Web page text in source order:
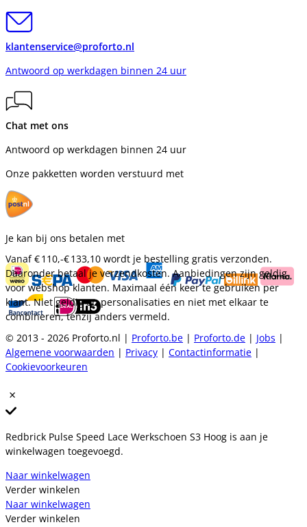
klantenservice@proforto.nl
Antwoord op werkdagen binnen 24 uur
Chat met ons
Antwoord op werkdagen binnen 24 uur
Onze pakketten worden verstuurd met
Je kan bij ons betalen met
Vanaf€ 110,-€ 133,10 wordt je bestelling gratis verzonden.
Daaronder betaal je verzendkosten. Aanbiedingen zijn geldig
voor webshop klanten. Maximaal één keer te gebruiken per
klant. Niet geldig op personalisaties en niet met elkaar te
combineren, tenzij anders vermeld.
© 2013 - 2026 Proforto.nl | Proforto.be | Proforto.de | Jobs |
Algemene voorwaarden | Privacy | Contactinformatie |
Cookievoorkeuren
Redbrick Pulse Speed Lace Werkschoen S3 Hoog is aan je
winkelwagen toegevoegd.
Naar winkelwagen
Verder winkelen
Naar winkelwagen
Verder winkelen